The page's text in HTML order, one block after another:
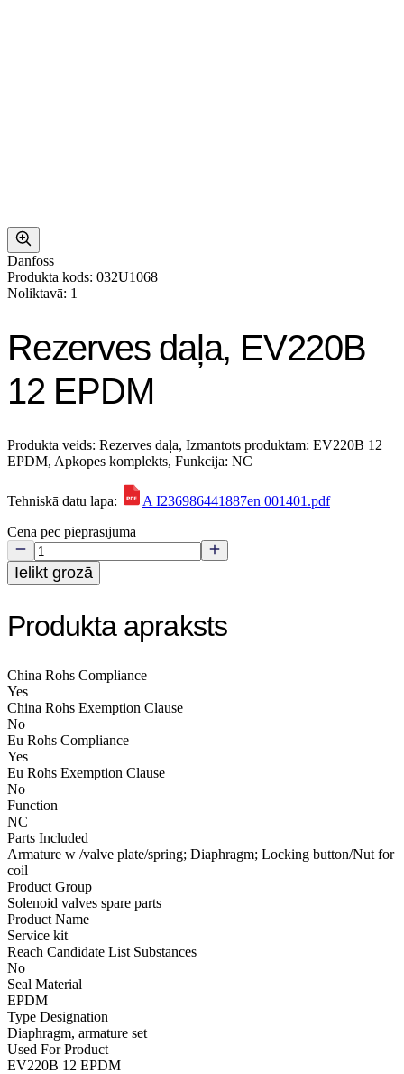
Danfoss
Produkta kods: 032U1068
Noliktavā: 1
Rezerves daļa, EV220B
12 EPDM
Produkta veids: Rezerves daļa, Izmantots produktam: EV220B 12
EPDM, Apkopes komplekts, Funkcija: NC
Tehniskā datu lapa:
A I236986441887en 001401.pdf
Cena pēc pieprasījuma
Ielikt grozā
Produkta apraksts
China Rohs Compliance
Yes
China Rohs Exemption Clause
No
Eu Rohs Compliance
Yes
Eu Rohs Exemption Clause
No
Function
NC
Parts Included
Armature w /valve plate/spring; Diaphragm; Locking button/Nut for
coil
Product Group
Solenoid valves spare parts
Product Name
Service kit
Reach Candidate List Substances
No
Seal Material
EPDM
Type Designation
Diaphragm, armature set
Used For Product
EV220B 12 EPDM